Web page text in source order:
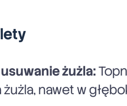
usuwanie żużla:
nawet w